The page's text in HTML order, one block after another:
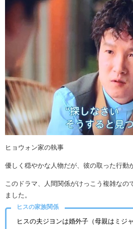
ヒョウォン家の執事
優しく穏やかな人物だが、彼の取った行動
このドラマ、人間関係がけっこう複雑なの
ました。
ヒスの家族関係
ヒスの夫ジヨンは婚外子（母親はミジャ